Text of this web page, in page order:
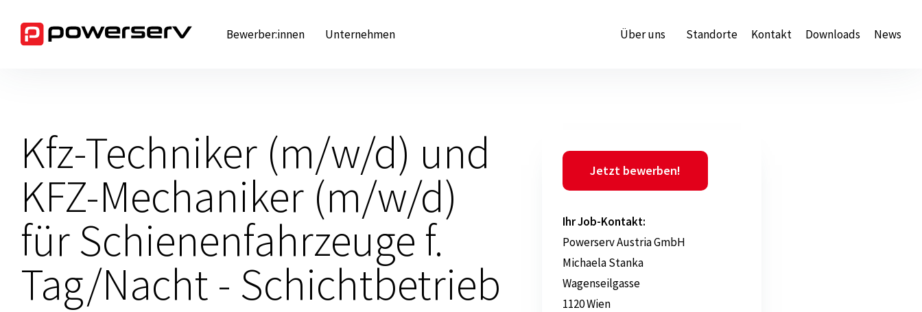
Inhalt
Bewerber:innen Unternehmen Über uns Standorte Kontakt Downloads News
Kfz-Techniker (m/w/d) und
KFZ-Mechaniker (m/w/d)
für Schienenfahrzeuge f.
Tag/Nacht - Schichtbetrieb
Jetzt bewerben!
Ihr Job-Kontakt:
Powerserv Austria GmbH
Michaela Stanka
Wagenseilgasse
1120 Wien